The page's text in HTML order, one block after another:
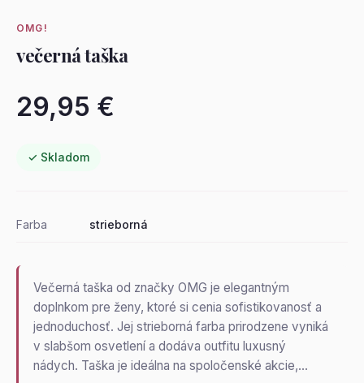
OMG!
večerná taška
29,95 €
✓ Skladom
Farba strieborná
Večerná taška od značky OMG je elegantným
doplnkom pre ženy, ktoré si cenia sofistikovanosť a
jednoduchosť. Jej strieborná farba prirodzene vyniká
v slabšom osvetlení a dodáva outfitu luxusný
nádych. Taška je ideálna na spoločenské akcie,…